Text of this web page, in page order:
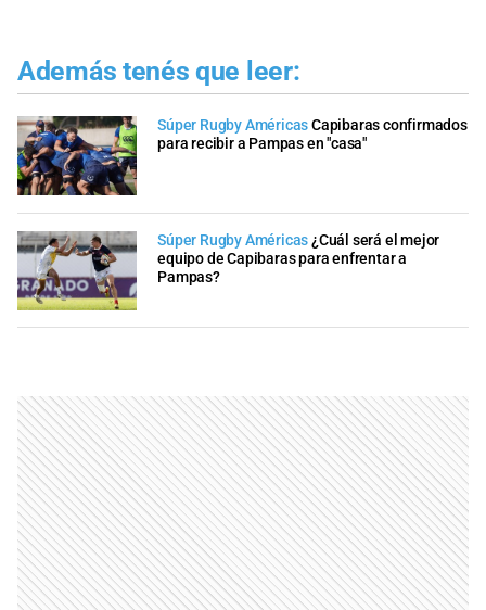
Además tenés que leer:
Súper Rugby AméricasCapibaras confirmados
para recibir a Pampas en "casa"
Súper Rugby Américas¿Cuál será el mejor
equipo de Capibaras para enfrentar a
Pampas?